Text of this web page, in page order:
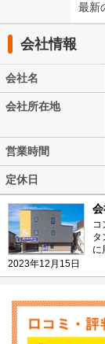
最新
会社情報
会社名
会社所在地
営業時間
定休日
2023年12月15日
コ
タ
に